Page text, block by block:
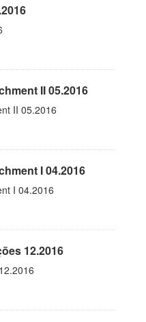
II 05.2016
II 05.2016
I 04.2016
I 04.2016
12.2016